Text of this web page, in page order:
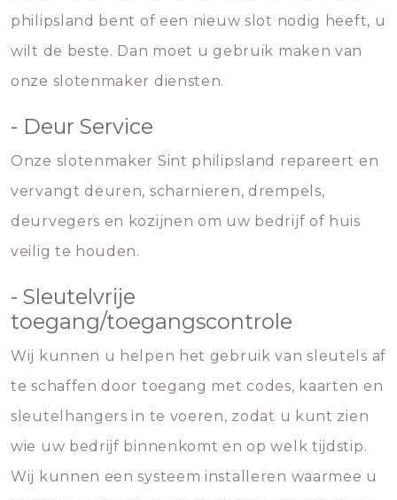
philipsland bent of een nieuw slot nodig heeft, u
wilt de beste. Dan moet u gebruik maken van
onze slotenmaker diensten.
- Deur Service
Onze slotenmaker Sint philipsland repareert en
vervangt deuren, scharnieren, drempels,
deurvegers en kozijnen om uw bedrijf of huis
veilig te houden.
- Sleutelvrije
toegang/toegangscontrole
Wij kunnen u helpen het gebruik van sleutels af
te schaffen door toegang met codes, kaarten en
sleutelhangers in te voeren, zodat u kunt zien
wie uw bedrijf binnenkomt en op welk tijdstip.
Wij kunnen een systeem installeren waarmee u